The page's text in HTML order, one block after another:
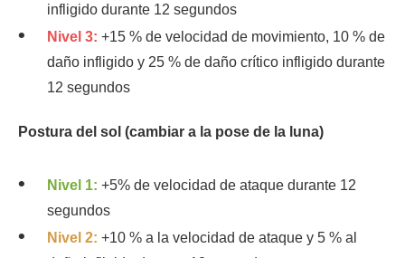
infligido durante 12 segundos
Nivel 3: +15 % de velocidad de movimiento, 10 % de
daño infligido y 25 % de daño crítico infligido durante
12 segundos
Postura del sol (cambiar a la pose de la luna)
Nivel 1: +5% de velocidad de ataque durante 12
segundos
Nivel 2: +10 % a la velocidad de ataque y 5 % al